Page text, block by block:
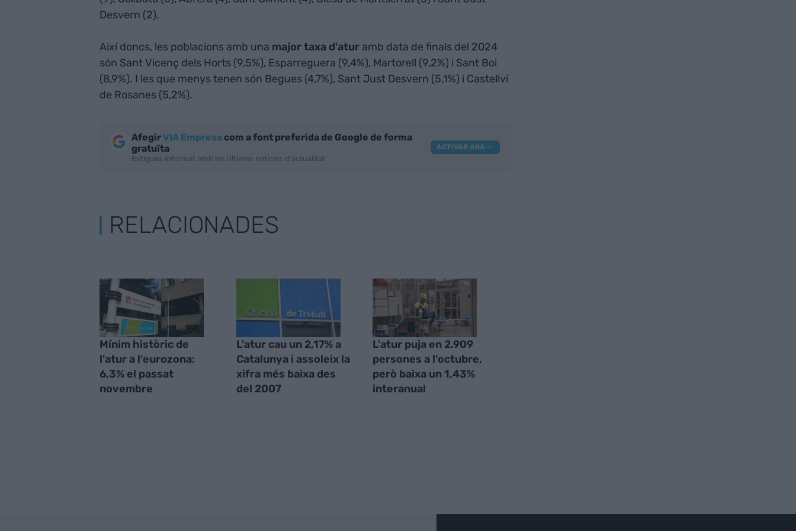
Desvern (2).
Així doncs, les poblacions amb una major taxa d'aturamb data de finals del 2024
són Sant Vicenç dels Horts (9,5%), Esparreguera (9,4%), Martorell (9,2%) i Sant Boi
(8,9%). I les que menys tenen són Begues (4,7%), Sant Just Desvern (5,1%) i Castellví
de Rosanes (5,2%).
AfegirVIA Empresacom a font preferida de Google de forma
gratuïta
Estigues informat amb les últimes notícies d'actualitat
ACTIVAR ARA
RELACIONADES
Mínim històric de
l'atur a l'eurozona:
6,3% el passat
novembre
L'atur cau un 2,17% a
Catalunya i assoleix la
xifra més baixa des
del 2007
L'atur puja en 2.909
persones a l'octubre,
però baixa un 1,43%
interanual